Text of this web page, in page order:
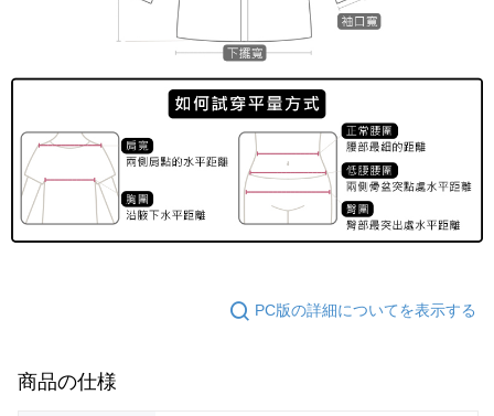
PC版の詳細についてを表示する
商品の仕様